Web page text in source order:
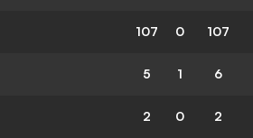
107 0 107
5 1 6
2 0 2